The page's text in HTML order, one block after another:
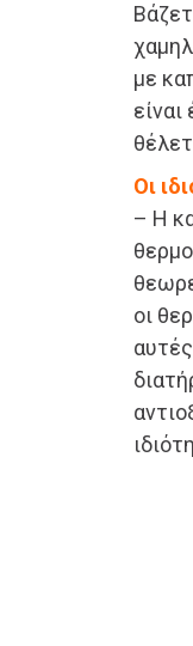
με
Οι
– Η
οι